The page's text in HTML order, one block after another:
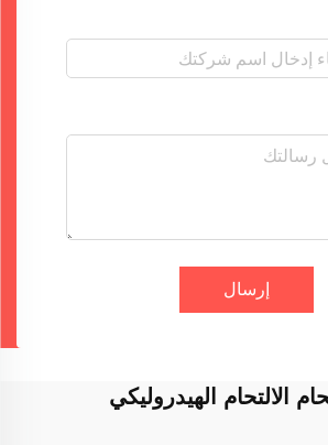
إرسال
الالتحام الهيدروليكي